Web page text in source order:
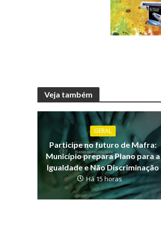
Veja também
GERAL
Participe no futuro de Mafra:
Município prepara Plano para a
Igualdade e Não Discriminação
Há 15 horas